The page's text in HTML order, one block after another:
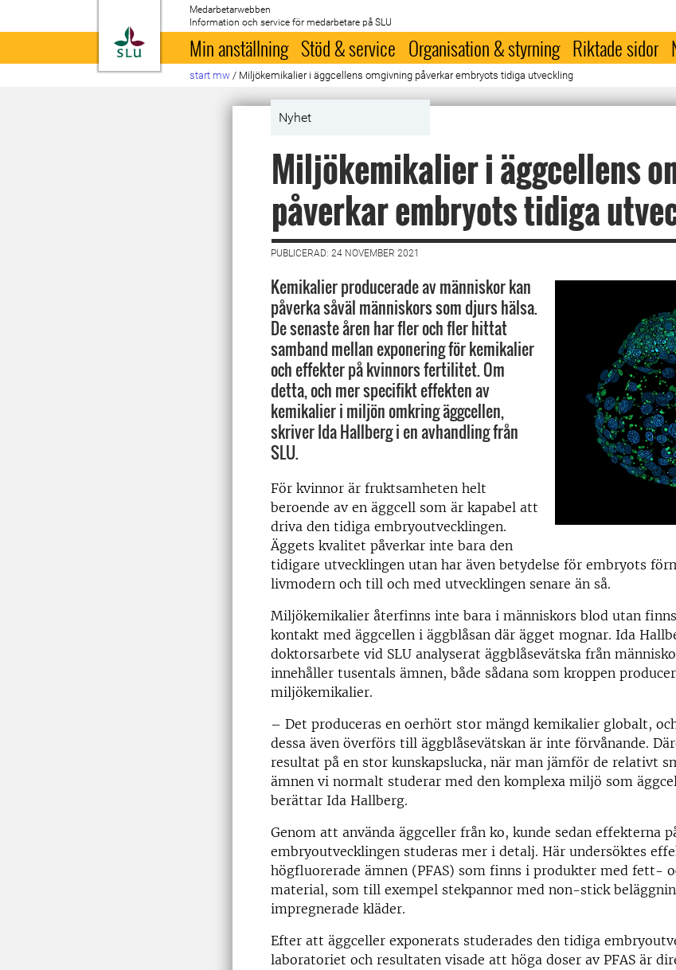
Till startsida
Medarbetarwebben
Information och service för medarbetare på SLU
Min anställning Stöd & service Organisation & styrning Riktade sidor
start mw / Miljökemikalier i äggcellens omgivning påverkar embryots tidiga utveckling
Nyhet
Miljökemikalier i äggcellens
påverkar embryots tidiga
PUBLICERAD: 24 NOVEMBER 2021
Kemikalier producerade av människor kan
påverka såväl människors som djurs hälsa.
De senaste åren har fler och fler hittat
samband mellan exponering för kemikalier
och effekter på kvinnors fertilitet. Om
detta, och mer specifikt effekten av
kemikalier i miljön omkring äggcellen,
skriver Ida Hallberg i en avhandling från
SLU.
För kvinnor är fruktsamheten helt
beroende av en äggcell som är kapabel att
driva den tidiga embryoutvecklingen.
Äggets kvalitet påverkar inte bara den
tidigare utvecklingen utan har även betydelse för embryots
livmodern och till och med utvecklingen senare än så.
Miljökemikalier återfinns inte bara i människors blod utan
kontakt med äggcellen i äggblåsan där ägget mognar. Ida
doktorsarbete vid SLU analyserat äggblåsevätska från
innehåller tusentals ämnen, både sådana som kroppen
miljökemikalier.
– Det produceras en oerhört stor mängd kemikalier globalt,
dessa även överförs till äggblåsevätskan är inte förvånande.
resultat på en stor kunskapslucka, när man jämför de relativt
ämnen vi normalt studerar med den komplexa miljö som
berättar Ida Hallberg.
Genom att använda äggceller från ko, kunde sedan effekterna
embryoutvecklingen studeras mer i detalj. Här undersöktes
högfluorerade ämnen (PFAS) som finns i produkter med fett-
material, som till exempel stekpannor med non-stick
impregnerade kläder.
Efter att äggceller exponerats studerades den tidiga
laboratoriet och resultaten visade att höga doser av PFAS är